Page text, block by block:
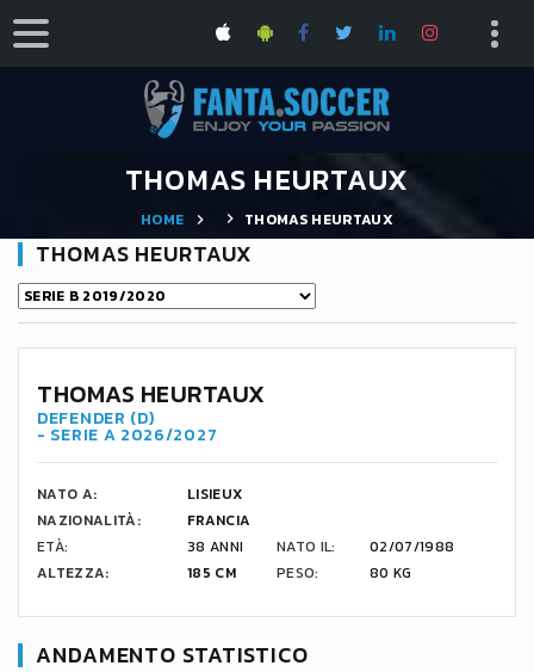
THOMAS HEURTAUX
HOME THOMAS HEURTAUX
THOMAS HEURTAUX
THOMAS HEURTAUX
DEFENDER (D)
- SERIE A 2026/2027
NATO A:
LISIEUX
NAZIONALITÀ:
FRANCIA
ETÀ:
38 ANNI NATO IL:
02/07/1988
ALTEZZA:
185 CM PESO: 80 KG
ANDAMENTO STATISTICO